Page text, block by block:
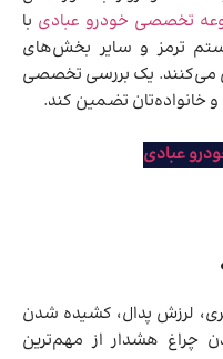
تخصصی خودرو عبادی با
ترمز و سایر بخش‌های
می‌کنند. یک بررسی تخصصی
و خانواده‌تان تضمین کند.
عبادی
لرزش پدال، کشیده شدن
هشدار از مهم‌ترین